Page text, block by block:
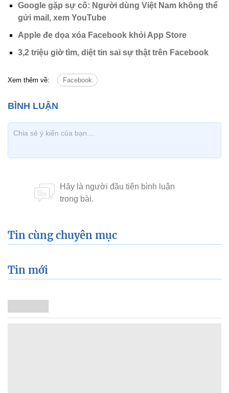
Google gặp sự cố: Người dùng Việt Nam không thể
gửi mail, xem YouTube
Apple đe dọa xóa Facebook khỏi App Store
3,2 triệu giờ tìm, diệt tin sai sự thật trên Facebook
Xem thêm về: Facebook
Tin cùng chuyên mục
Tin mới